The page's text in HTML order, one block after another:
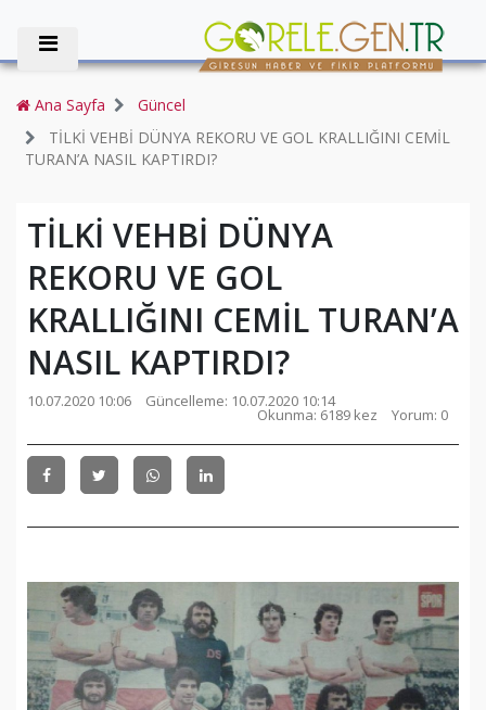
Ana Sayfa
Güncel
TİLKİ VEHBİ DÜNYA REKORU VE GOL KRALLIĞINI CEMİL
TURAN’A NASIL KAPTIRDI?
TİLKİ VEHBİ DÜNYA
REKORU VE GOL
KRALLIĞINI CEMİL TURAN’A
NASIL KAPTIRDI?
10.07.2020 10:06 Güncelleme: 10.07.2020 10:14
Okunma: 6189 kez Yorum: 0